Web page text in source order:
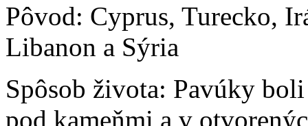
Pôvod: Cyprus, Turecko,
Libanon a Sýria
Spôsob života: Pavúky boli
pod kameňmi a v